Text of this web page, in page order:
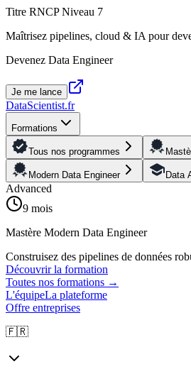
Titre RNCP Niveau 7
Maîtrisez pipelines, cloud & IA pour
Devenez Data Engineer
Je me lance
DataScientist.fr
Formations
Tous nos programmes
Modern Data Engineer Data
Advanced
9 mois
Mastère Modern Data Engineer
Construisez des pipelines de données
Découvrir la formation
Toutes nos formations →
L'équipeLa plateforme
Offre entreprises
🇫🇷